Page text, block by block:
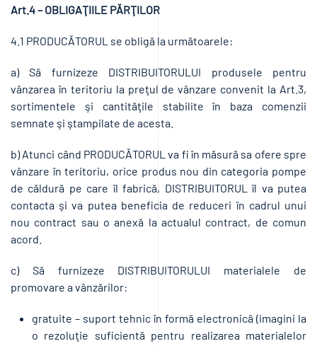
Art.4 – OBLIGAŢIILE PĂRŢILOR
4.1 PRODUCĂTORUL se obligă la următoarele:
a) Să furnizeze DISTRIBUITORULUI produsele pentru
vânzarea în teritoriu la preţul de vânzare convenit la Art.3,
sortimentele şi cantităţile stabilite în baza comenzii
semnate şi ştampilate de acesta.
b) Atunci când PRODUCĂTORUL va fi în măsură sa ofere spre
vânzare în teritoriu, orice produs nou din categoria pompe
de căldură pe care îl fabrică, DISTRIBUITORUL îl va putea
contacta şi va putea beneficia de reduceri în cadrul unui
nou contract sau o anexă la actualul contract, de comun
acord.
c) Să furnizeze DISTRIBUITORULUI materialele de
promovare a vânzărilor:
gratuite – suport tehnic în formă electronică (imagini la
o rezoluţie suficientă pentru realizarea materialelor